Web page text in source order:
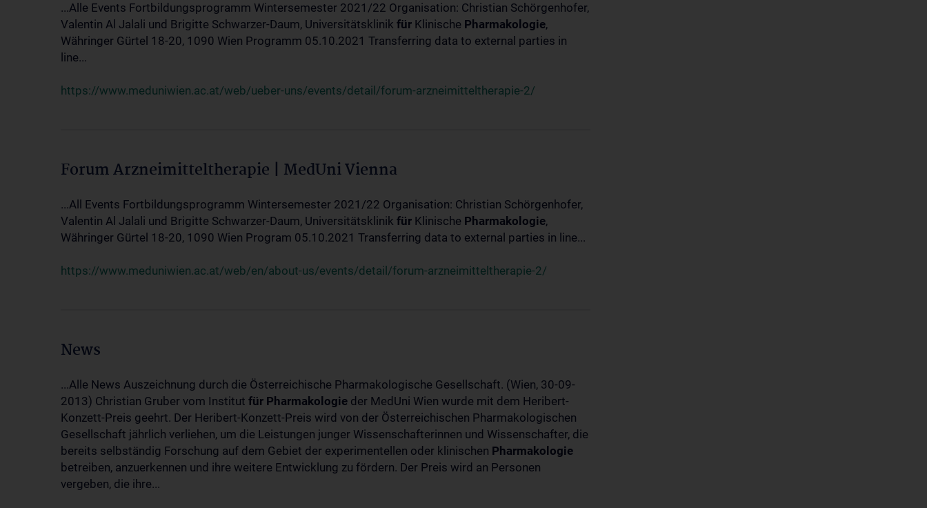
...Alle Events Fortbildungsprogramm Wintersemester 2021/22 Organisation: Christian Schörgenhofer,
Valentin Al Jalali und Brigitte Schwarzer-Daum, Universitätsklinik für Klinische Pharmakologie,
Währinger Gürtel 18-20, 1090 Wien Programm 05.10.2021 Transferring data to external parties in
line...
https://www.meduniwien.ac.at/web/ueber-uns/events/detail/forum-arzneimitteltherapie-2/
Forum Arzneimitteltherapie | MedUni Vienna
...All Events Fortbildungsprogramm Wintersemester 2021/22 Organisation: Christian Schörgenhofer,
Valentin Al Jalali und Brigitte Schwarzer-Daum, Universitätsklinik für Klinische Pharmakologie,
Währinger Gürtel 18-20, 1090 Wien Program 05.10.2021 Transferring data to external parties in line...
https://www.meduniwien.ac.at/web/en/about-us/events/detail/forum-arzneimitteltherapie-2/
News
...Alle News Auszeichnung durch die Österreichische Pharmakologische Gesellschaft. (Wien, 30-09-
2013) Christian Gruber vom Institut für Pharmakologie der MedUni Wien wurde mit dem Heribert-
Konzett-Preis geehrt. Der Heribert-Konzett-Preis wird von der Österreichischen Pharmakologischen
Gesellschaft jährlich verliehen, um die Leistungen junger Wissenschafterinnen und Wissenschafter, die
bereits selbständig Forschung auf dem Gebiet der experimentellen oder klinischen Pharmakologie
betreiben, anzuerkennen und ihre weitere Entwicklung zu fördern. Der Preis wird an Personen
vergeben, die ihre...